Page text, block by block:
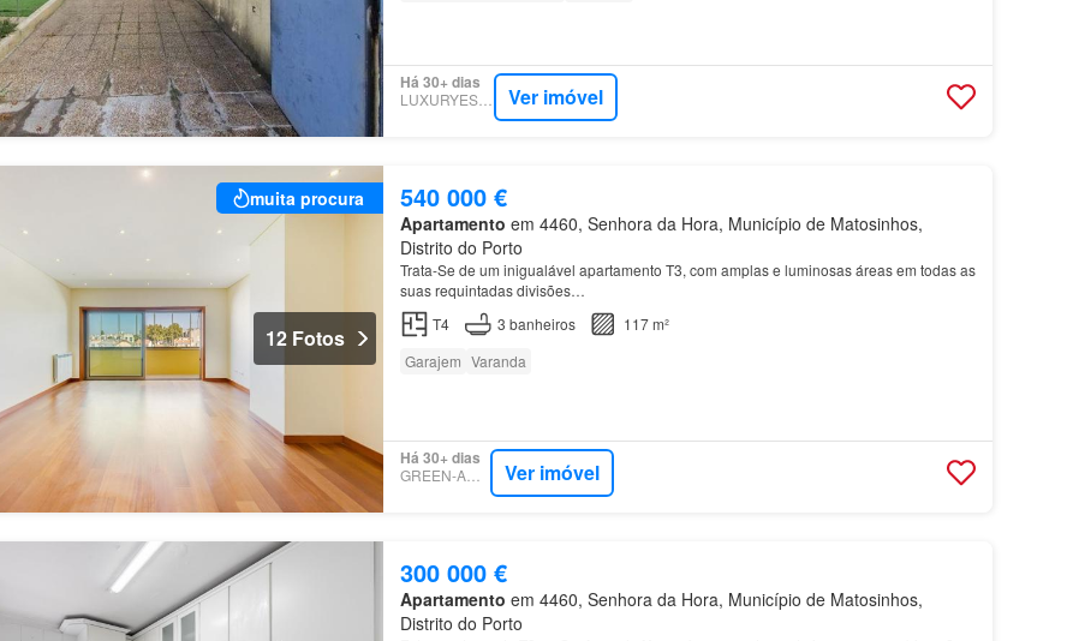
Há 30+ dias
LUXURYESTATE Ver imóvel
muita procura
12 Fotos
540 000 €
Apartamento em 4460, Senhora da Hora, Município de Matosinhos,
Distrito do Porto
Trata-Se de um inigualável apartamento T3, com amplas e luminosas áreas em todas as
suas requintadas divisões…
T4
3 banheiros
117 m²
Garajem Varanda
Há 30+ dias
GREEN-ACRES Ver imóvel
300 000 €
Apartamento em 4460, Senhora da Hora, Município de Matosinhos,
Distrito do Porto